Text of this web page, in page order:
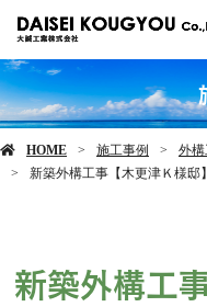
HOME 施工事例 外
新築外構工事【木更津Ｋ様邸
新築外構工